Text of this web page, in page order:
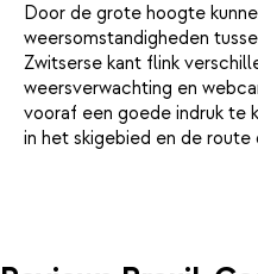
Door de grote hoogte
weersomstandigheden
Zwitserse kant flink
weersverwachting en
vooraf een goede indruk te
in het skigebied en de route